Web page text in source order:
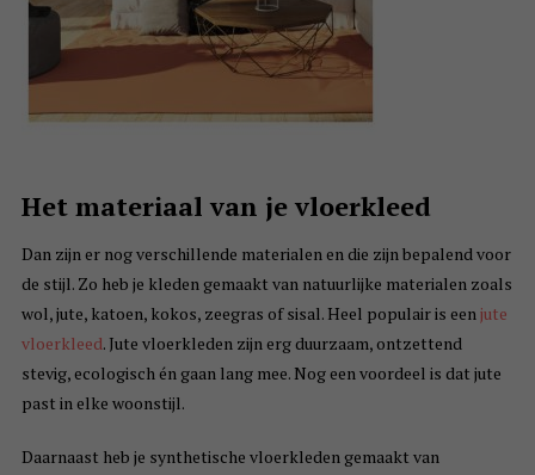
Het materiaal van je vloerkleed
Dan zijn er nog verschillende materialen en die zijn bepalend voor
de stijl. Zo heb je kleden gemaakt van natuurlijke materialen zoals
wol, jute, katoen, kokos, zeegras of sisal. Heel populair is eenjute
vloerkleed. Jute vloerkleden zijn erg duurzaam, ontzettend
stevig, ecologisch én gaan lang mee. Nog een voordeel is dat jute
past in elke woonstijl.
Daarnaast heb je synthetische vloerkleden gemaakt van